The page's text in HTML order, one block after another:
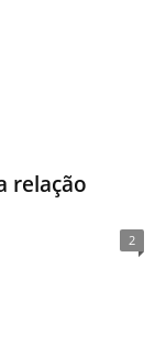
relação
2